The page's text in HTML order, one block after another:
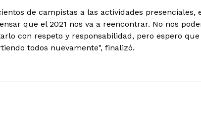
de campistas a las actividades presenciales,
que el 2021 nos va a reencontrar. No nos
con respeto y responsabilidad, pero espero
todos nuevamente", finalizó.